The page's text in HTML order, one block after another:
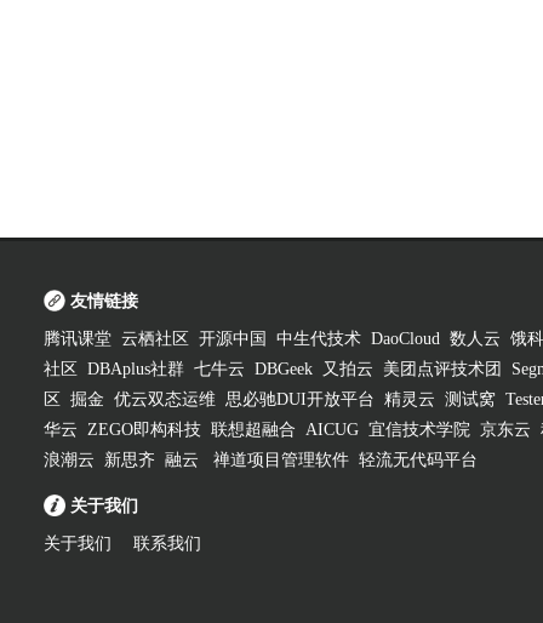
友情链接
腾讯课堂 云栖社区 开源中国 中生代技术 DaoCloud 数人云 饿
社区
DBAplus社群 七牛云 DBGeek 又拍云 美团点评技术团
区
掘金 优云双态运维 思必驰DUI开放平台 精灵云 测试窝
华云 ZEGO即构科技 联想超融合 AICUG 宜信技术学院 京东云
浪潮云
新思齐 融云 禅道项目管理软件 轻流无代码平台
关于我们
关于我们 联系我们